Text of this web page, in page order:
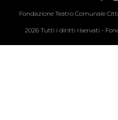
Fondazione Teatro Comunale
2026 Tutti i diritti riservati -